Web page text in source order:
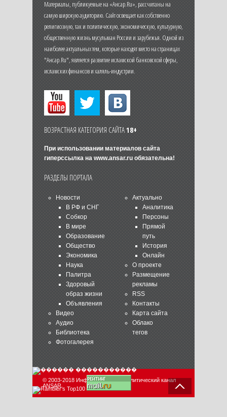
Материалы, публикуемые на «Ансар.Ru», рассчитаны на
самую широкую аудиторию. Сайт освещает как собственно
религиозную, так и политическую, экономическую, культурную,
общественную жизнь мусульман России и зарубежья. Одной из
наиболее актуальных тем, которые находят место на страницах
"Ансар.Ru", является развитие исламской банковской сферы,
исламских финансов и халяль-индустрии.
ВОЗРАСТНАЯ КАТЕГОРИЯ САЙТА18+
При использовании материалов сайта
гиперссылка на www.ansar.ruобязательна!
РАЗДЕЛЫ ПОРТАЛА
Новости
В РФ и СНГ
Собкор
В мире
Образование
Общество
Экономика
Наука
Палитра
Здоровый
образ жизни
Объявления
Видео
Аудио
Библиотека
Фотогалерея
Актуально
Аналитика
Персоны
Прямой
путь
История
Онлайн
О проекте
Размещение
рекламы
RSS
Контакты
Карта сайта
Облако
тегов
© 2003-2018 Информационно-аналитический канал
ANSAR